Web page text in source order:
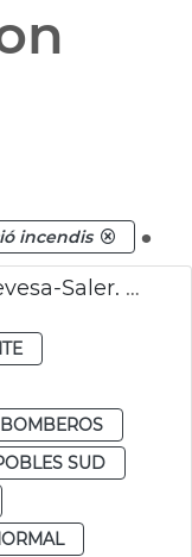
incendis .
Dispositivo antiicendios Devesa-Saler. València
BOMBEROS
SUD